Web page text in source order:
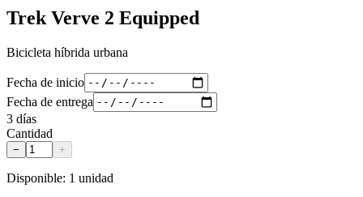
Trek Verve 2 Equipped
Bicicleta híbrida urbana
Fecha de inicio
Fecha de entrega
3 días
Cantidad
− +
Disponible: 1 unidad